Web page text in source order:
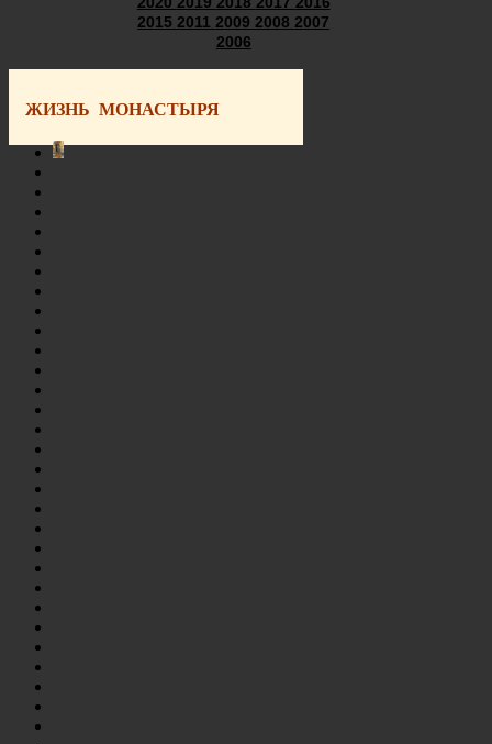
20152011200920082007
2006
ЖИЗНЬ МОНАСТЫРЯ